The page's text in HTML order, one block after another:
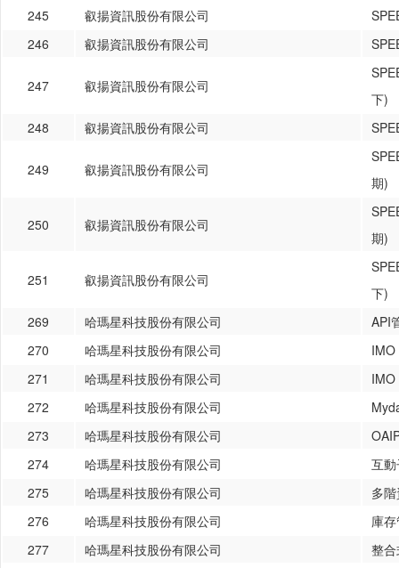
245 叡揚資訊股份有限公司
246
叡揚資訊股份有限公司
247 叡揚資訊股份有限公司
下)
248
叡揚資訊股份有限公司
249 叡揚資訊股份有限公司
期)
250 叡揚資訊股份有限公司
期)
251 叡揚資訊股份有限公司
下)
269
哈瑪星科技股份有限公司
API
270
哈瑪星科技股份有限公司
271
哈瑪星科技股份有限公司
272
哈瑪星科技股份有限公司
273
哈瑪星科技股份有限公司
274
哈瑪星科技股份有限公司
互
275
哈瑪星科技股份有限公司
多
276
哈瑪星科技股份有限公司
庫
277
哈瑪星科技股份有限公司
整